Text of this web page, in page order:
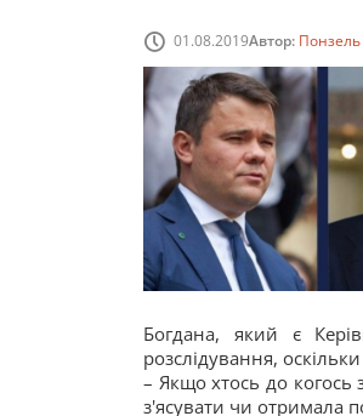
01.08.2019Автор:
Богдана, який є
розслідування,
– Якщо хтось до когось
з'ясувати чи отримала